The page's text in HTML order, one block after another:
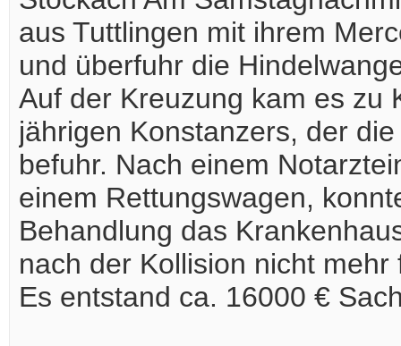
aus Tuttlingen mit ihrem
und überfuhr die
Auf der Kreuzung kam es zu
jährigen Konstanzers, der
befuhr. Nach einem
einem Rettungswagen,
Behandlung das
nach der Kollision nicht
Es entstand ca. 16000 €